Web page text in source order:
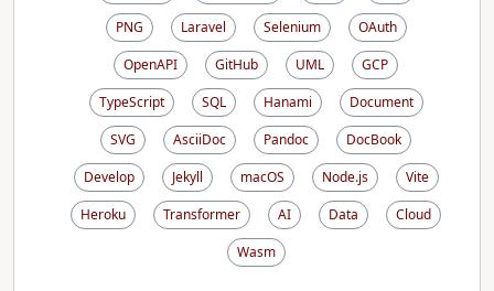
PNG
Laravel Selenium
OAuth
OpenAPI
GitHub UML
GCP
TypeScript
SQL Hanami
Document
SVG
AsciiDoc Pandoc
DocBook
Develop
Jekyll macOS Node.js
Vite
Heroku
Transformer AI Data
Cloud
Wasm